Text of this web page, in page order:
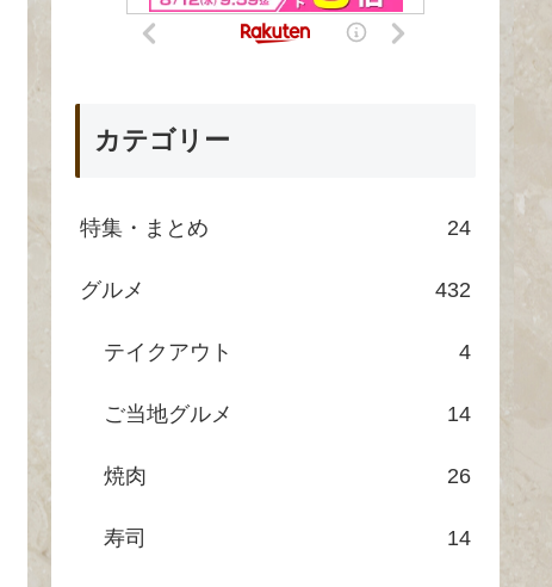
カテゴリー
特集・まとめ 24
グルメ 432
テイクアウト 4
ご当地グルメ 14
焼肉 26
寿司 14